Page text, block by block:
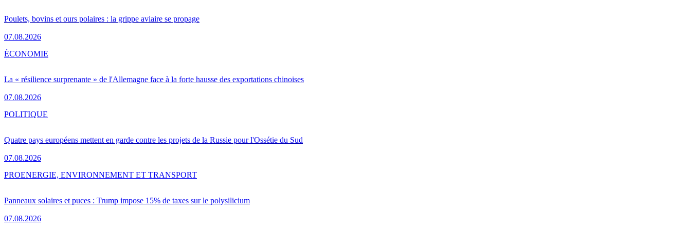
Poulets, bovins et ours polaires : la grippe aviaire se propage
07.08.2026
La « résilience surprenante » de l'Allemagne face à la forte hausse des exportations chinoises
07.08.2026
ÉCONOMIE
Quatre pays européens mettent en garde contre les projets de la Russie pour l'Ossétie du Sud
07.08.2026
POLITIQUE
Panneaux solaires et puces : Trump impose 15% de taxes sur le polysilicium
07.08.2026
PROENERGIE, ENVIRONNEMENT ET TRANSPORT